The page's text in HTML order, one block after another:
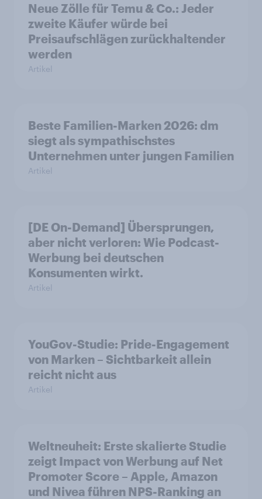
Neue Zölle für Temu & Co.: Jeder
zweite Käufer würde bei
Preisaufschlägen zurückhaltender
werden
Artikel
Beste Familien-Marken 2026: dm
siegt als sympathischstes
Unternehmen unter jungen Familien
Artikel
[DE On-Demand] Übersprungen,
aber nicht verloren: Wie Podcast-
Werbung bei deutschen
Konsumenten wirkt.
Artikel
YouGov-Studie: Pride-Engagement
von Marken – Sichtbarkeit allein
reicht nicht aus
Artikel
Weltneuheit: Erste skalierte Studie
zeigt Impact von Werbung auf Net
Promoter Score – Apple, Amazon
und Nivea führen NPS-Ranking an